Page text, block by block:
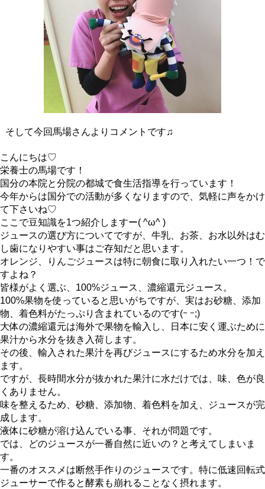
そして今回馬場さんよりコメントです♫
こんにちは♡
栄養士の馬場です！
国分の本院と分院の都城で食生活指導を行っています！
今年からは国分での活動が多くなりますので、気軽に声をかけ
て下さいね♡
ここで豆知識を1つ紹介しますー( ^ω^ )
ジュースの選び方についてですが、牛乳、お茶、お水以外はむ
し歯になりやすい事はご存知だと思います。
オレンジ、りんごジュースは特に朝食に取り入れたい一つ！で
すよね？
皆様がよく選ぶ、100%ジュース、濃縮還元ジュース。
100%果物を使っていると思いがちですが、実はお砂糖、添加
物、着色料がたっぷり含まれているのです(ｰ ｰ;)
大体の濃縮還元は海外で果物を輸入し、日本に安く運ぶために
果汁から水分を抜き入荷します。
その後、輸入された果汁を再びジュースにするため水分を加え
ます。
ですが、長時間水分が抜かれた果汁に水だけでは、味、色が良
くありません。
味を整えるため、砂糖、添加物、着色料を加え、ジュースが完
成します。
液体に砂糖が溶け込んでいる事、それが問題です。
では、どのジュースが一番自然に近いの？と考えてしまいま
す。
一番のオススメは断然手作りのジュースです。特に低速回転式
ジューサーで作ると酵素も崩れることなく摂れます。